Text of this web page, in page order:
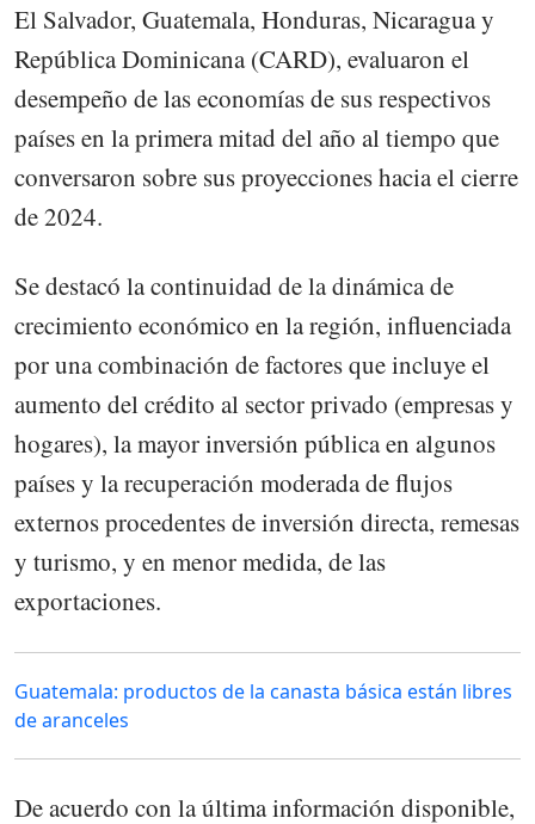
El Salvador, Guatemala, Honduras, Nicaragua y
República Dominicana (CARD), evaluaron el
desempeño de las economías de sus respectivos
países en la primera mitad del año al tiempo que
conversaron sobre sus proyecciones hacia el cierre
de 2024.
Se destacó la continuidad de la dinámica de
crecimiento económico en la región, influenciada
por una combinación de factores que incluye el
aumento del crédito al sector privado (empresas y
hogares), la mayor inversión pública en algunos
países y la recuperación moderada de flujos
externos procedentes de inversión directa, remesas
y turismo, y en menor medida, de las
exportaciones.
Guatemala: productos de la canasta básica están libres
de aranceles
De acuerdo con la última información disponible,